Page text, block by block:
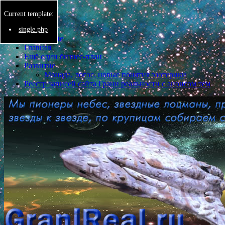
Бессмертие
Главная
Ещё один бизнес-план
Развитие
Монада, логос, новые понятия эзотерики
Реестр записей сайта Грани реальности с анонсом тем
Current template:
single.php